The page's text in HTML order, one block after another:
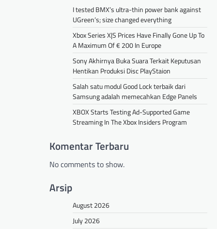
I tested BMX’s ultra-thin power bank against
UGreen’s; size changed everything
Xbox Series X|S Prices Have Finally Gone Up To
A Maximum Of € 200 In Europe
Sony Akhirnya Buka Suara Terkait Keputusan
Hentikan Produksi Disc PlayStaion
Salah satu modul Good Lock terbaik dari
Samsung adalah memecahkan Edge Panels
XBOX Starts Testing Ad-Supported Game
Streaming In The Xbox Insiders Program
Komentar Terbaru
No comments to show.
Arsip
August 2026
July 2026